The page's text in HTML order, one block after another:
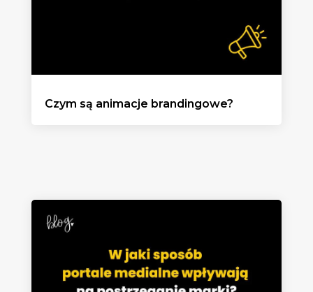
Czym są animacje brandingowe?